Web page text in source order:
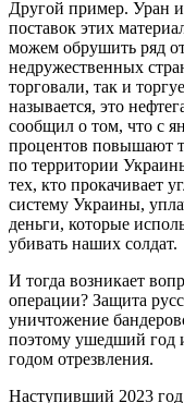
Другой пример. Уран
поставок этих
можем обрушить ряд
недружественных
торговали, так и
называется, это
сообщил о том, что с
процентов повышают
по территории
тех, кто прокачивает
систему Украины,
деньги, которые
убивать наших солдат.
И тогда возникает
операции? Защита
уничтожение
поэтому ушедший год
годом отрезвления.
Наступивший 2023